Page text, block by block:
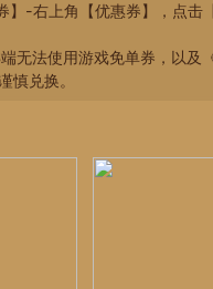
】-右上角【优惠券】，点击
无法使用游戏免单券，以及
慎兑换。